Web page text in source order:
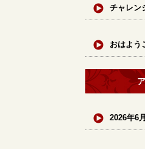
チャレン
おはよう
2026年6月